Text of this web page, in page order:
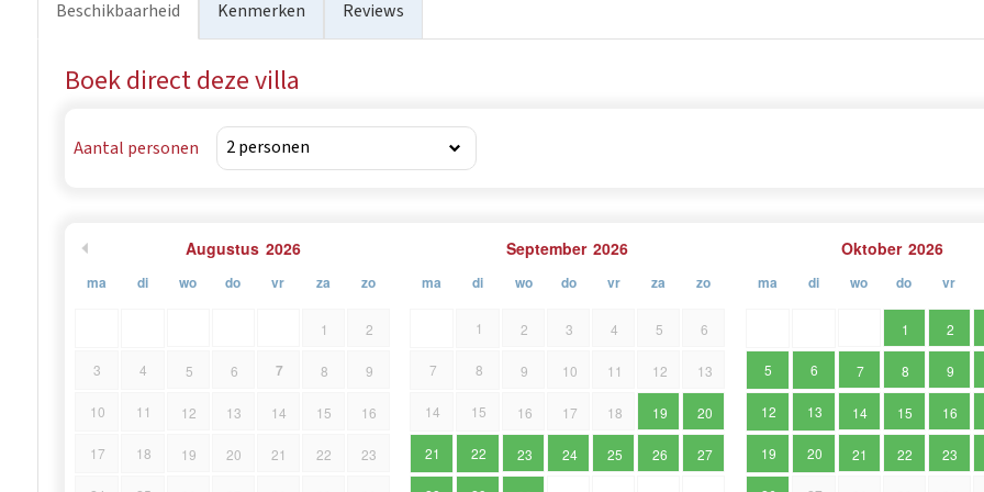
Beschikbaarheid Kenmerken Reviews
Boek direct deze villa
Aantal personen
Augustus 2026
ma di wo do vr za zo
1 2
3 4 5 6 7 8 9
10 11 12 13 14 15 16
17 18 19 20 21 22 23
September 2026
ma di wo do vr za zo
1 2 3 4 5 6
7 8 9 10 11 12 13
14 15 16 17 18 19 20
21 22 23 24 25 26 27
Oktober 2026
ma di wo do vr
1 2
5 6 7 8 9
12 13 14 15 16
19 20 21 22 23